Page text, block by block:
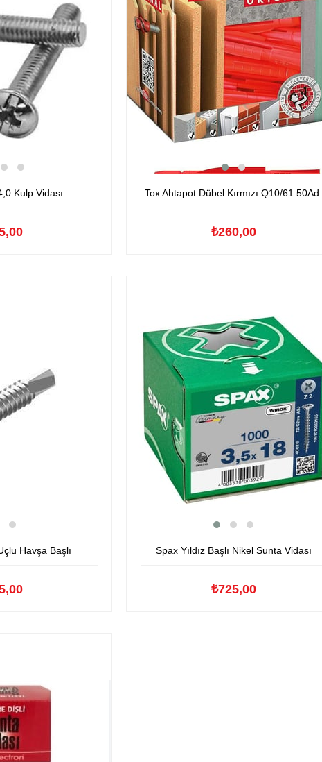
Kulp Vidası Tox Ahtapot Dübel Kırmızı Q10/61 50Ad.
₺260,00
Havşa Başlı Spax Yıldız Başlı Nikel Sunta Vidası
₺725,00